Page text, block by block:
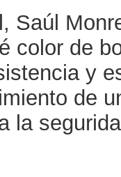
Saúl
color de
y
de
la